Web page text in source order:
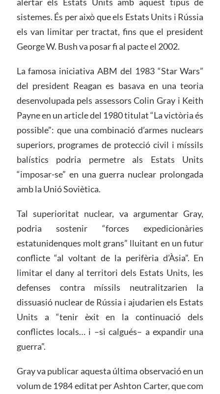
sistemes. És per això que els Estats Units i Rússia
els van limitar per tractat, fins que el president
George W. Bush va posar fi al pacte el 2002.
La famosa iniciativa ABM del 1983 “Star Wars”
del president Reagan es basava en una teoria
desenvolupada pels assessors Colin Gray i Keith
Payne en un article del 1980 titulat “La victòria és
possible”: que una combinació d’armes nuclears
superiors, programes de protecció civil i míssils
balístics podria permetre als Estats Units
“imposar-se” en una guerra nuclear prolongada
amb la Unió Soviètica.
Tal superioritat nuclear, va argumentar Gray,
podria sostenir “forces expedicionàries
estatunidenques molt grans” lluitant en un futur
conflicte “al voltant de la perifèria d’Àsia”. En
limitar el dany al territori dels Estats Units, les
defenses contra míssils neutralitzarien la
dissuasió nuclear de Rússia i ajudarien els Estats
Units a “tenir èxit en la continuació dels
conflictes locals… i –si calgués– a expandir una
guerra”.
Gray va publicar aquesta última observació en un
volum de 1984 editat per Ashton Carter, que com